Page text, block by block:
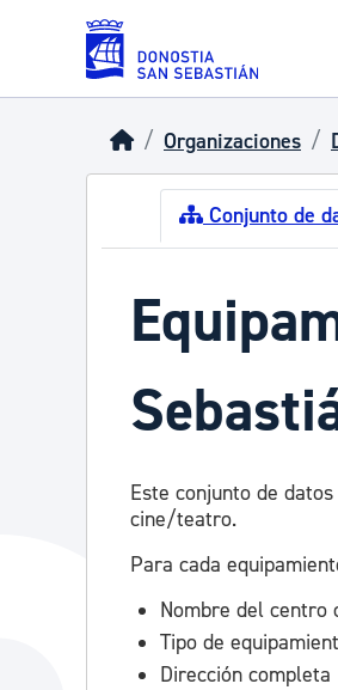
Skip to main content
Organizaciones
Conjunto de
Este conjunto de
cine/teatro.
Para cada
Nombre del centro
Tipo de
Dirección completa